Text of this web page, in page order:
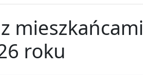
mieszkańcami
roku